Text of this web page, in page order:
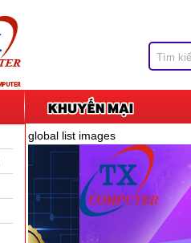
global list images